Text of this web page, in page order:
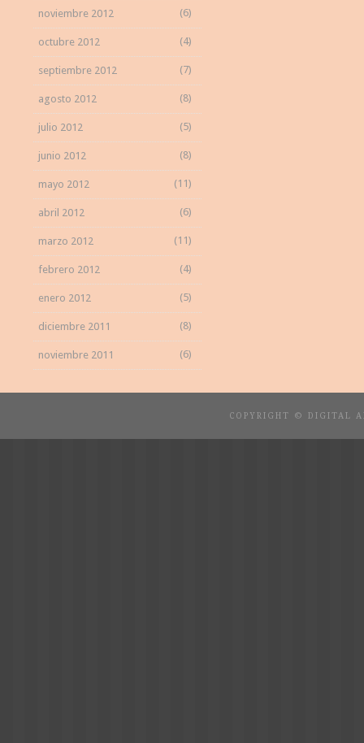
noviembre 2012 (6)
octubre 2012 (4)
septiembre 2012 (7)
agosto 2012 (8)
julio 2012 (5)
junio 2012 (8)
mayo 2012 (11)
abril 2012 (6)
marzo 2012 (11)
febrero 2012 (4)
enero 2012 (5)
diciembre 2011 (8)
noviembre 2011 (6)
COPYRIGHT © DIGITAL